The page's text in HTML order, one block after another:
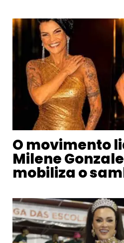
O movimento
Milene
mobiliza o